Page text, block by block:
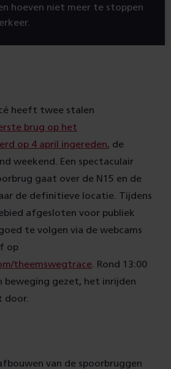
hoeven niet meer te stoppen
heeft twee stalen
brug op het
op 4 april ingereden, de
weekend. Een spectaculair
gaat over de N15 en de
de definitieve locatie. Tijdens
afgesloten voor publiek
te volgen via de webcams
op
theemswegtrace . Rond 13:00
beweging gezet, het inrijden
door.
van de spoorbruggen